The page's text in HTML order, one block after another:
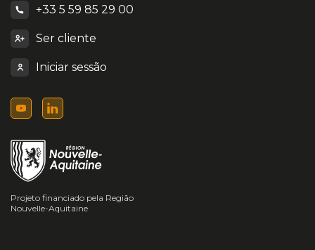
+33 5 59 85 29 00
Ser cliente
Iniciar sessão
Projeto financiado pela Região
Nouvelle-Aquitaine